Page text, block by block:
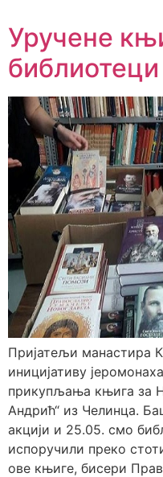
Уручене
Пријатељи манастира
иницијативу
прикупљања књига за
Андрић“ из Челинца.
акцији и 25.05. смо
испоручили преко
ове књиге, бисери